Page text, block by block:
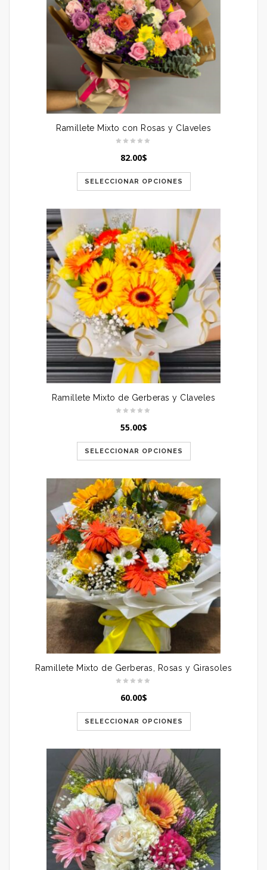
Ramillete Mixto con Rosas y Claveles
82.00$
SELECCIONAR OPCIONES
Ramillete Mixto de Gerberas y Claveles
55.00$
SELECCIONAR OPCIONES
Ramillete Mixto de Gerberas, Rosas y Girasoles
60.00$
SELECCIONAR OPCIONES